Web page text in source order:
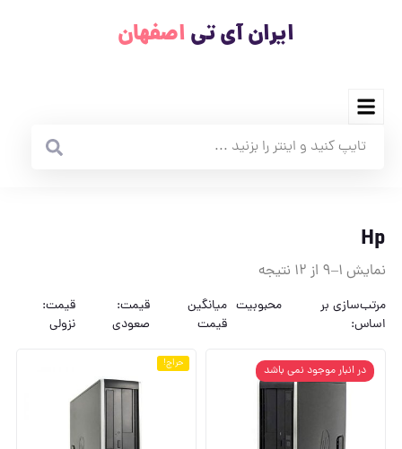
ایران آی تی اصفهان
Hp
نمایش 1–9 از 12 نتیجه
مرتب‌سازی بر
اساس:
محبوبیت میانگین
قیمت
قیمت:
صعودی
قیمت:
نزولی
در انبار موجود نمی باشد حراج!